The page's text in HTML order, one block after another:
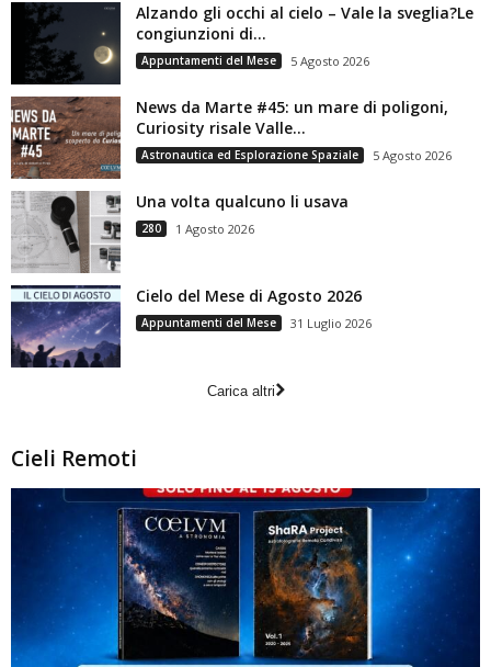
Alzando gli occhi al cielo – Vale la sveglia?Le
congiunzioni di...
Appuntamenti del Mese 5 Agosto 2026
News da Marte #45: un mare di poligoni,
Curiosity risale Valle...
Astronautica ed Esplorazione Spaziale 5 Agosto 2026
Una volta qualcuno li usava
280 1 Agosto 2026
Cielo del Mese di Agosto 2026
Appuntamenti del Mese 31 Luglio 2026
Carica altri
Cieli Remoti